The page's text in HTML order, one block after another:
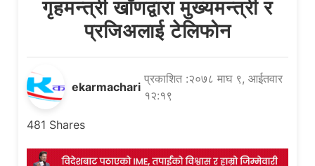
गृहमन्त्री खाँणद्वारा मुख्यमन्त्री र
प्रजिअलाई टेलिफोन
ekarmachari
प्रकाशित :२०७८ माघ ९, आईतवार
१२:१९
481 Shares